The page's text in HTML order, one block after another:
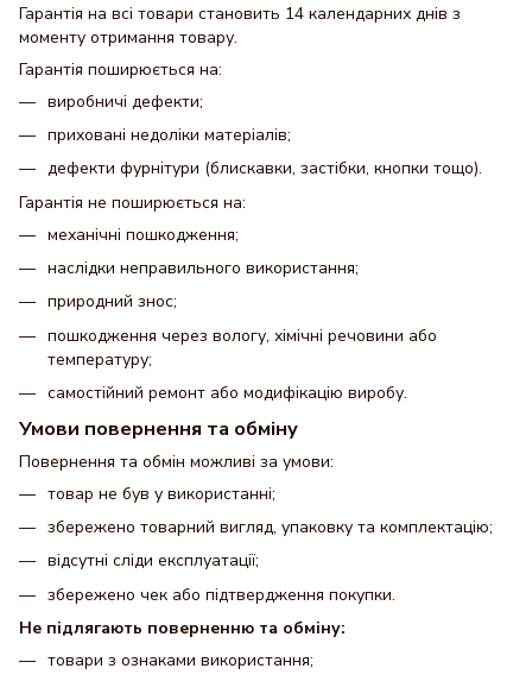
Гарантія на всі товари становить 14 календарних днів з
моменту отримання товару.
Гарантія поширюється на:
виробничі дефекти;
приховані недоліки матеріалів;
дефекти фурнітури (блискавки, застібки, кнопки тощо).
Гарантія не поширюється на:
механічні пошкодження;
наслідки неправильного використання;
природний знос;
пошкодження через вологу, хімічні речовини або
температуру;
самостійний ремонт або модифікацію виробу.
Умови повернення та обміну
Повернення та обмін можливі за умови:
товар не був у використанні;
збережено товарний вигляд, упаковку та комплектацію;
відсутні сліди експлуатації;
збережено чек або підтвердження покупки.
Не підлягають поверненню та обміну:
товари з ознаками використання;